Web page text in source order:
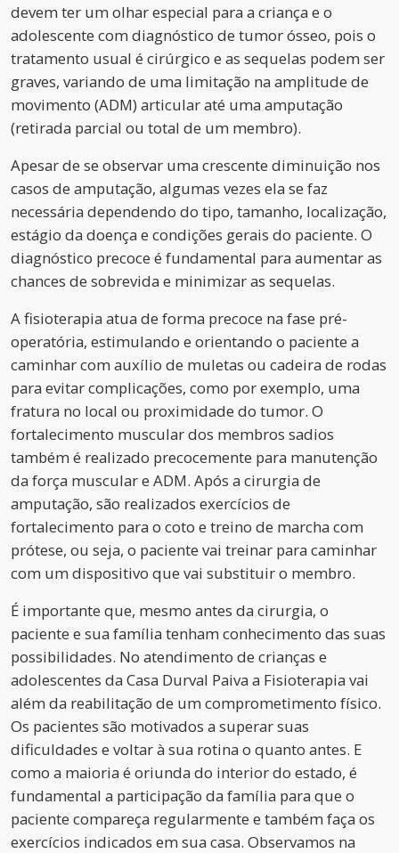
devem ter um olhar especial para a criança e o
adolescente com diagnóstico de tumor ósseo, pois o
tratamento usual é cirúrgico e as sequelas podem ser
graves, variando de uma limitação na amplitude de
movimento (ADM) articular até uma amputação
(retirada parcial ou total de um membro).
Apesar de se observar uma crescente diminuição nos
casos de amputação, algumas vezes ela se faz
necessária dependendo do tipo, tamanho, localização,
estágio da doença e condições gerais do paciente. O
diagnóstico precoce é fundamental para aumentar as
chances de sobrevida e minimizar as sequelas.
A fisioterapia atua de forma precoce na fase pré-
operatória, estimulando e orientando o paciente a
caminhar com auxílio de muletas ou cadeira de rodas
para evitar complicações, como por exemplo, uma
fratura no local ou proximidade do tumor. O
fortalecimento muscular dos membros sadios
também é realizado precocemente para manutenção
da força muscular e ADM. Após a cirurgia de
amputação, são realizados exercícios de
fortalecimento para o coto e treino de marcha com
prótese, ou seja, o paciente vai treinar para caminhar
com um dispositivo que vai substituir o membro.
É importante que, mesmo antes da cirurgia, o
paciente e sua família tenham conhecimento das suas
possibilidades. No atendimento de crianças e
adolescentes da Casa Durval Paiva a Fisioterapia vai
além da reabilitação de um comprometimento físico.
Os pacientes são motivados a superar suas
dificuldades e voltar à sua rotina o quanto antes. E
como a maioria é oriunda do interior do estado, é
fundamental a participação da família para que o
paciente compareça regularmente e também faça os
exercícios indicados em sua casa. Observamos na